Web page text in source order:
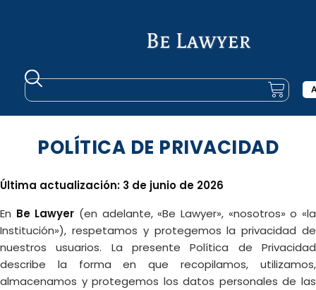
POLÍTICA DE PRIVACIDAD
Última actualización: 3 de junio de 2026
En Be Lawyer (en adelante, «Be Lawyer», «nosotros» o «la
Institución»), respetamos y protegemos la privacidad de
nuestros usuarios. La presente Política de Privacidad
describe la forma en que recopilamos, utilizamos,
almacenamos y protegemos los datos personales de las